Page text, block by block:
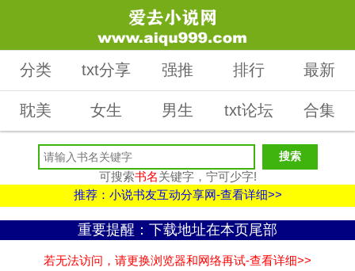
分类 txt分享 强推 排行 最新
耽美 女生 男生 txt论坛 合集
可搜索书名关键字，宁可少字!
推荐：小说书友互动分享网-查看详细>>
重要提醒：下载地址在本页尾部
若无法访问，请更换浏览器和网络再试-查看详细>>